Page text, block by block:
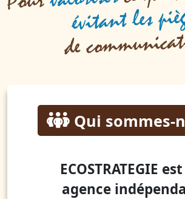
évitant les
de
Qui sommes-
ECOSTRATEGIE
agence